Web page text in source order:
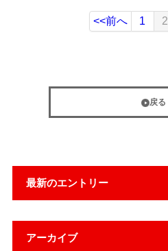
最新のエントリー
アーカイブ
<<前へ 1 2
戻る